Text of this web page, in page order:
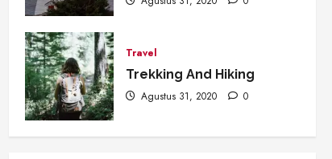
Travel
Trekking And Hiking
Agustus 31, 2020 0